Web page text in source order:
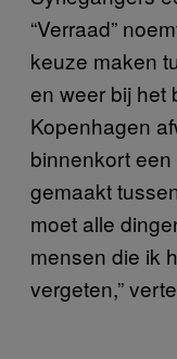
“Verraad”
keuze maken
en weer bij het
Kopenhagen
binnenkort
gemaakt
moet alle
mensen die ik
vergeten,”